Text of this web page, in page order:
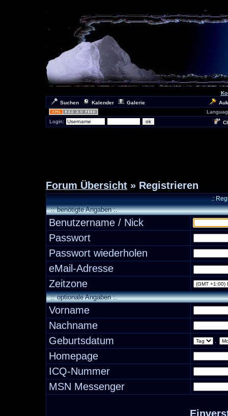
Suchen
Kalender Galerie
Login:
Forum Übersicht » Registrieren
.:
:: benötigte Angaben :.
Benutzername / Nick
Passwort
Passwort wiederholen
eMail-Adresse
Zeitzone
:: optionale Angaben :.
Vorname
Nachname
Geburtsdatum
Homepage
ICQ-Nummer
MSN Messenger